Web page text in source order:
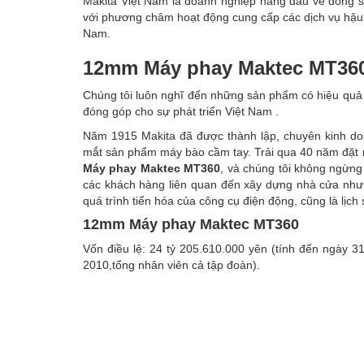
với phương châm hoạt động cung cấp các dịch vụ
Nam.
12mm Máy phay Maktec
Chúng tôi luôn nghĩ đến những sản phẩm có hiệu
đóng góp cho sự phát triển Việt Nam .
Năm 1915 Makita đã được thành lập, chuyên kinh
mắt sản phẩm máy bào cầm tay. Trải qua 40 năm
Máy phay Maktec MT360 , và chúng tôi không
các khách hàng liên quan đến xây dựng nhà cửa
quá trình tiến hóa của công cụ điện động, cũng là
12mm Máy phay Maktec MT360
Vốn điều lệ: 24 tỷ 205.610.000 yên (tính đến ngày
2010,tổng nhân viên cả tập đoàn).